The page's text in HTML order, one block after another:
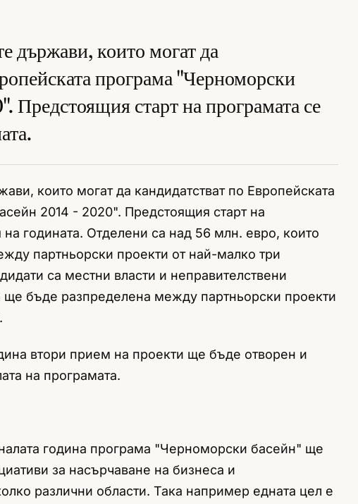
държави, които могат да
програма "Черноморски
старт на програмата се
които могат да кандидатстват по Европейската
2014 - 2020". Предстоящия старт на
на годината. Отделени са над 56 млн. евро, които
партньорски проекти от най-малко три
са местни власти и неправителствени
ще бъде разпределена между партньорски проекти
втори прием на проекти ще бъде отворен и
на програмата.
година програма "Черноморски басейн" ще
за насърчаване на бизнеса и
различни области. Така например едната цел е